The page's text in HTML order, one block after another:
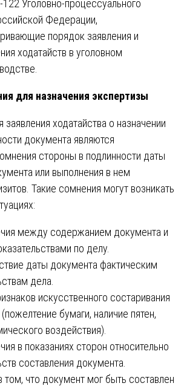
122 Уголовно-процессуального
Федерации,
порядок заявления и
ходатайств в уголовном
для назначения экспертизы
ходатайства о назначении
документа являются
стороны в подлинности даты
или выполнения в нем
Такие сомнения могут возникать
между содержанием документа и
по делу.
даты документа фактическим
дела.
искусственного состаривания
бумаги, наличие пятен,
воздействия).
в показаниях сторон относительно
составления документа.
том, что документ мог быть составлен